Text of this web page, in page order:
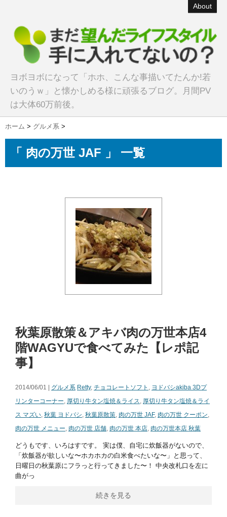
About
ヨボヨボになって「ホホ、こんな事描いてたんか!若
いのうｗ」と懐かしめる様に頑張るブログ。月間PV
は大体60万前後。
ホーム > グルメ系 >
「 肉の万世 JAF 」 一覧
秋葉原散策＆アキバ肉の万世本店4
階WAGYUで食べてみた【レポ記
事】
2014/06/01 | グルメ系 Retty, チョコレートソフト , ヨドバシakiba 3Dプ
リンターコーナー, 厚切り牛タン塩焼＆ライス, 厚切り牛タン塩焼＆ライ
ス マズい, 秋葉 ヨドバシ, 秋葉原散策, 肉の万世 JAF, 肉の万世 クーポン,
肉の万世 メニュー, 肉の万世 店舗, 肉の万世 本店, 肉の万世本店 秋葉
どうもです、いろはすです。 実は僕、自宅に炊飯器がないので、
「炊飯器が欲しいな〜ホカホカの白米食べたいな〜」と思って、
日曜日の秋葉原にフラっと行ってきました〜！ 中央改札口を左に
曲がっ
続きを見る